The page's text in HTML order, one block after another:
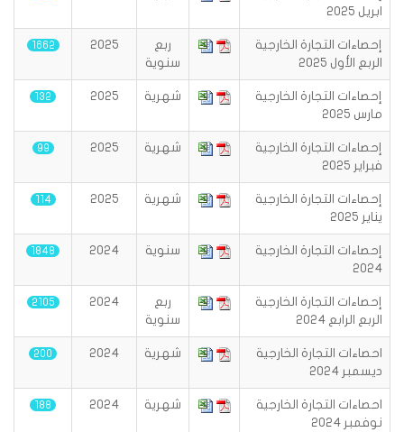
ابريل 2025
إحصاءات التجارة الخارجية
الربع الأول 2025
ربع
سنوية
2025
1662
إحصاءات التجارة الخارجية
مارس 2025
شهرية 2025
132
إحصاءات التجارة الخارجية
فبراير 2025
شهرية 2025
99
إحصاءات التجارة الخارجية
يناير 2025
شهرية 2025
114
إحصاءات التجارة الخارجية
2024
سنوية 2024
1848
إحصاءات التجارة الخارجية
الربع الرابع 2024
ربع
سنوية
2024
2105
احصاءات التجارة الخارجية
ديسمبر 2024
شهرية 2024
200
احصاءات التجارة الخارجية
نوفمبر 2024
شهرية 2024
188